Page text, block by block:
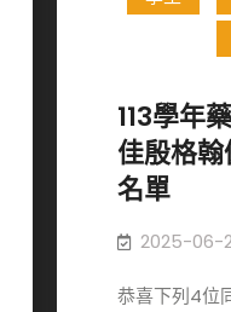
113學年
佳殷格
名單
2025-06-
恭喜下列4位